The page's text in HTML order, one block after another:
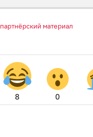
партнёрский материал
8 0